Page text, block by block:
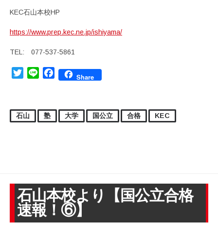
KEC石山本校HP
https://www.prep.kec.ne.jp/ishiyama/
TEL: 077-537-5861
TwitterLine FacebookShare
石山 塾 大学 国公立 合格 KEC
石山本校より【国公立合格
速報！⑥】